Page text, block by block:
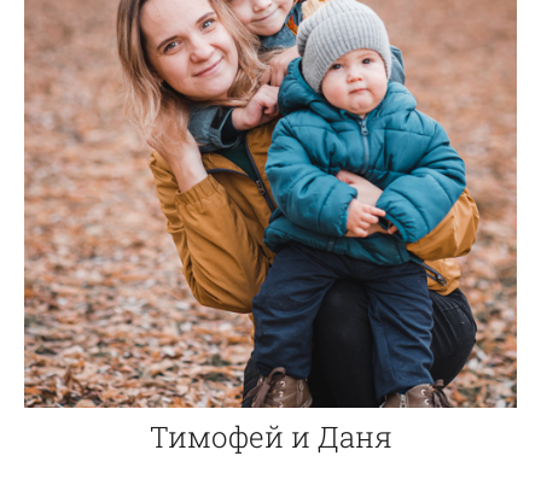
Тимофей и Даня